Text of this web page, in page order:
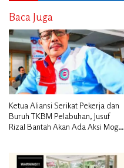
Baca Juga
Ketua Aliansi Serikat Pekerja dan
Buruh TKBM Pelabuhan, Jusuf
Rizal Bantah Akan Ada Aksi Mogol